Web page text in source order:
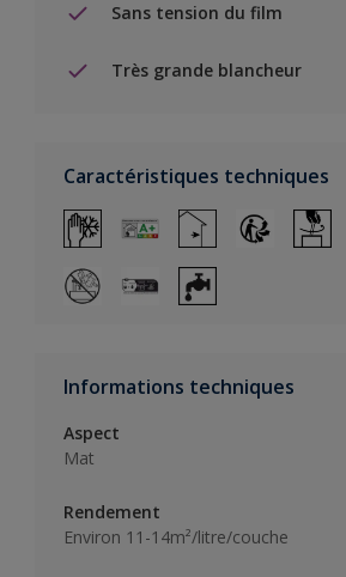
Sans tension du film
Très grande blancheur
Caractéristiques techniques
Informations techniques
Aspect
Mat
Rendement
Environ 11-14m²/litre/couche